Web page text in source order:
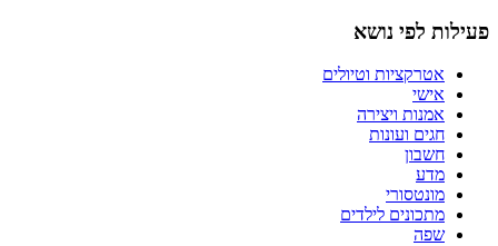
פעילות לפי נושא
אטרקציות וטיולים
אישי
אמנות ויצירה
חגים ועונות
חשבון
מדע
מונטסורי
מתכונים לילדים
שפה